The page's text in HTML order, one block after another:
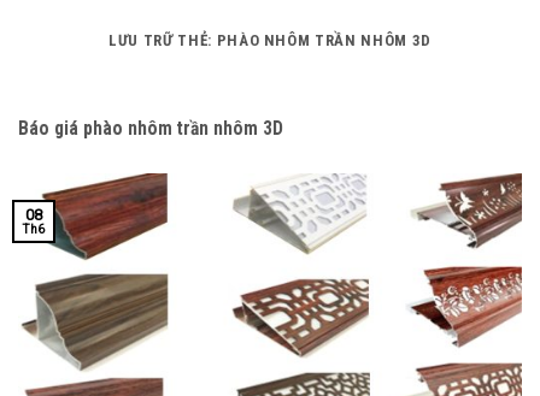
LƯU TRỮ THẺ: PHÀO NHÔM TRẦN NHÔM 3D
Báo giá phào nhôm trần nhôm 3D
08
Th6